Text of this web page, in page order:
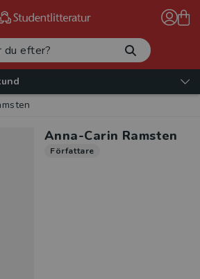
Anna-Carin Ramsten
Författare